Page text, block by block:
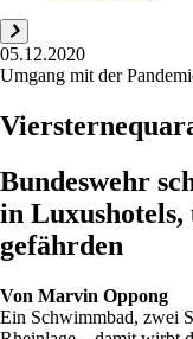
05.12.2020
Umgang mit der
Bundeswehr
in
gefährden
Von Marvin Oppong
Ein Schwimmbad, zwei